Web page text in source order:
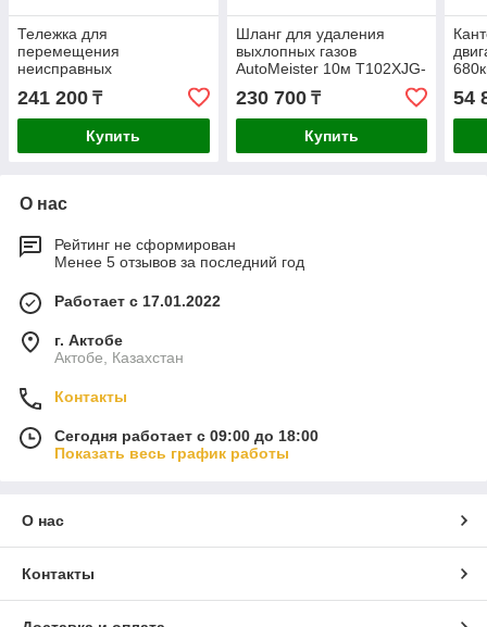
Тележка для
перемещения
неисправных
автомобилей AutoMeister
T2500A1
241 200 ₸
Купить
Шланг для удаления
выхлопных газов
AutoMeister 10м T102XJG-
230 700₸
Купить
54
О нас
Рейтинг не сформирован
Менее 5 отзывов за последний год
Работает с 17.01.2022
г. Актобе
Актобе, Казахстан
Контакты
Сегодня работает с 09:00 до 18:00
Показать весь график работы
О нас
Контакты